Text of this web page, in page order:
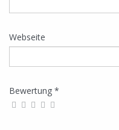
Webseite
Bewertung *